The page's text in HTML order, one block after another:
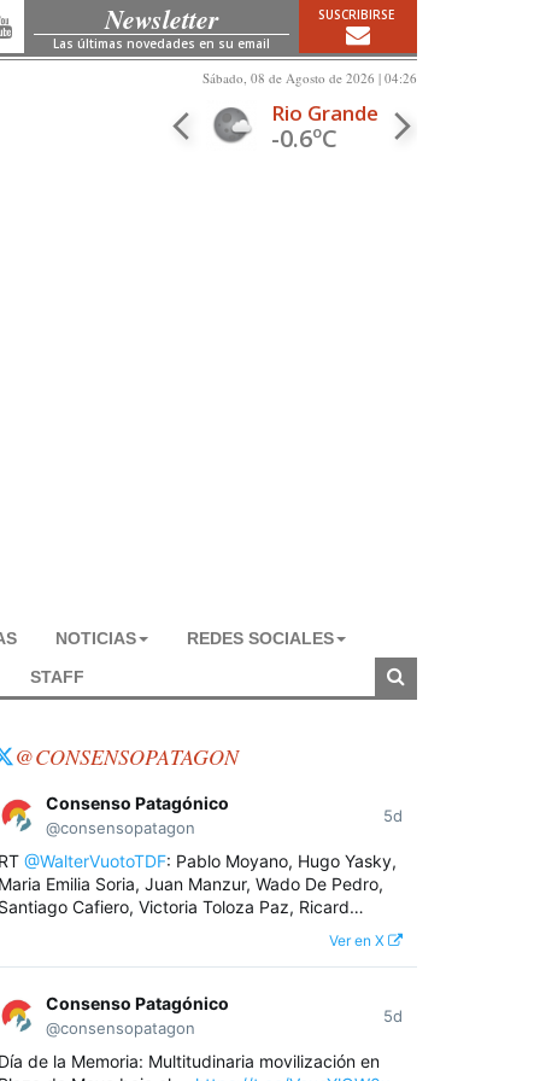
Newsletter
Las últimas novedades en su email
SUSCRIBIRSE
Sábado, 08 de Agosto de 2026 | 04:26
Rio Grande
-0.6ºC
NOTICIAS
REDES SOCIALES
STAFF
@CONSENSOPATAGON
Consenso Patagónico
@consensopatagon
5d
RT @WalterVuotoTDF: Pablo Moyano, Hugo Yasky,
Maria Emilia Soria, Juan Manzur, Wado De Pedro,
Santiago Cafiero, Victoria Toloza Paz, Ricard…
Ver en X
Consenso Patagónico
@consensopatagon
5d
Día de la Memoria: Multitudinaria movilización en